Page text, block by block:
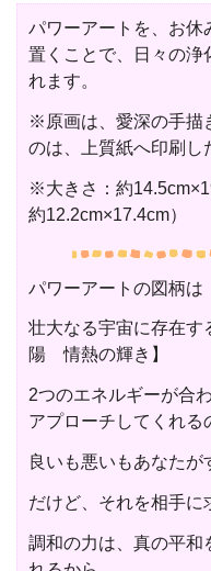
パワーアートを、お休
置くことで、日々の浄
れます。
※原画は、愛深の手描
のは、上質紙へ印刷し
※大きさ：約
約12.2cm×17.4cm）
パワーアートの図柄は
壮大なる宇宙に存在す
陽 情熱の輝き】
2つのエネルギーが合
アプローチしてくれる
良いも悪いもあなたが
だけど、それを相手に
調和の力は、真の平